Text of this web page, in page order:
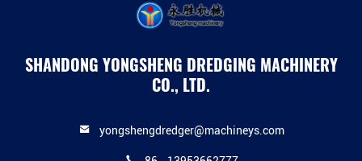
SHANDONG YONGSHENG DREDGING MACHINERY
CO., LTD.
yongshengdredger@machineys.com